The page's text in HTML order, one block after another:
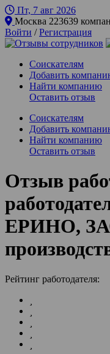
Пт, 7 авг 2026
Москва
Войти /Регистрация
Соискателям
Добавить
Найти компанию
Оставить отзыв
Соискателям
Добавить
Найти компанию
Оставить отзыв
Отзыв
ЕРИНО,
Рейтинг работодателя: